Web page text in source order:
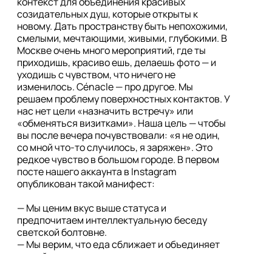
созидательных душ, которые открыты к
новому. Дать пространству быть непохожими,
смелыми, мечтающими, живыми, глубокими. В
Москве очень много мероприятий, где ты
приходишь, красиво ешь, делаешь фото — и
уходишь с чувством, что ничего не
изменилось. Cénacle — про другое. Мы
решаем проблему поверхностных контактов. У
нас нет цели «назначить встречу» или
«обменяться визитками». Наша цель — чтобы
вы после вечера почувствовали: «я не один,
со мной что-то случилось, я заряжен». Это
редкое чувство в большом городе. В первом
посте нашего аккаунта в Instagram
опубликован такой манифест:
— Мы ценим вкус выше статуса и
предпочитаем интеллектуальную беседу
светской болтовне.
— Мы верим, что еда сближает и объединяет